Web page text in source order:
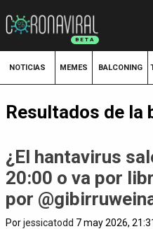
NOTICIAS MEMES BALCONING
Resultados de la
¿El hantavirus
20:00 o va por
por
Porjessicatodd 7 may 2026,